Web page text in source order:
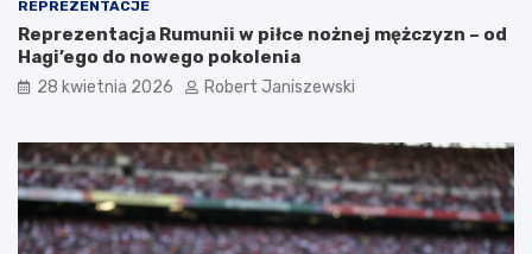
REPREZENTACJE
Reprezentacja Rumunii w piłce nożnej mężczyzn – od
Hagi’ego do nowego pokolenia
28 kwietnia 2026 Robert Janiszewski